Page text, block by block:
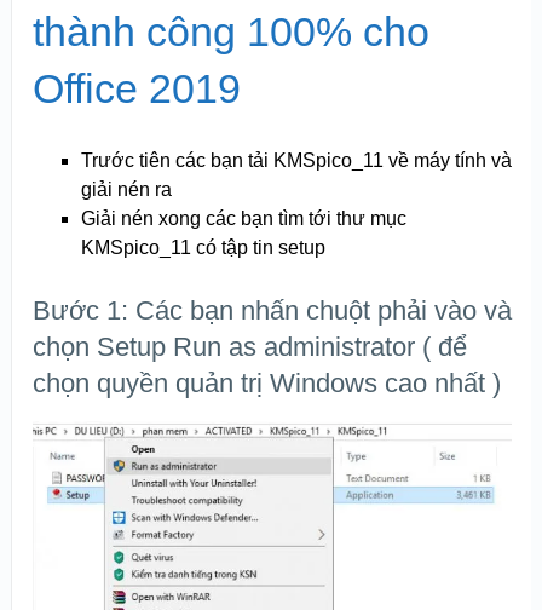
thành công 100% cho
Office 2019
Trước tiên các bạn tải KMSpico_11 về máy tính và
giải nén ra
Giải nén xong các bạn tìm tới thư mục
KMSpico_11 có tập tin setup
Bước 1: Các bạn nhấn chuột phải vào và
chọn Setup Run as administrator ( để
chọn quyền quản trị Windows cao nhất )